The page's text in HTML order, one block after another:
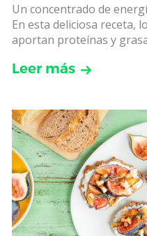
Un concentrado de
️En esta deliciosa receta,
aportan proteínas y
Leer más